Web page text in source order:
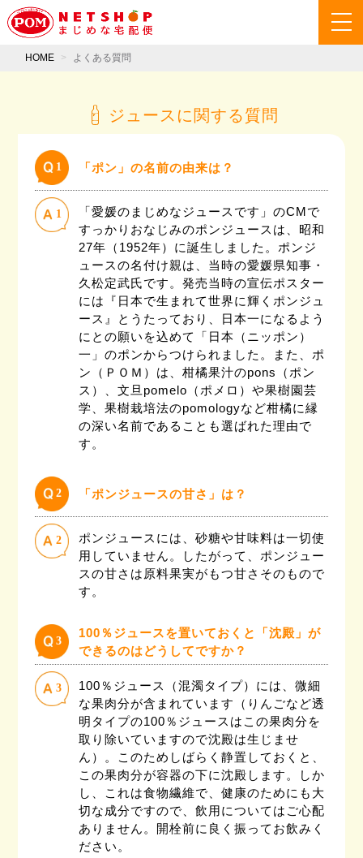
HOME よくある質問
ジュースに関する質問
1 「ポン」の名前の由来は？
1
「愛媛のまじめなジュースです」のCMで
すっかりおなじみのポンジュースは、昭和
27年（1952年）に誕生しました。ポンジ
ュースの名付け親は、当時の愛媛県知事・
久松定武氏です。発売当時の宣伝ポスター
には『日本で生まれて世界に輝くポンジュ
ース』とうたっており、日本一になるよう
にとの願いを込めて「日本（ニッポン）
一」のポンからつけられました。また、ポ
ン（ＰＯＭ）は、柑橘果汁のpons（ポン
ス）、文旦pomelo（ポメロ）や果樹園芸
学、果樹栽培法のpomologyなど柑橘に縁
の深い名前であることも選ばれた理由で
す。
2 「ポンジュースの甘さ」は？
2
ポンジュースには、砂糖や甘味料は一切使
用していません。したがって、ポンジュー
スの甘さは原料果実がもつ甘さそのもので
す。
3
100％ジュースを置いておくと「沈殿」が
できるのはどうしてですか？
3
100％ジュース（混濁タイプ）には、微細
な果肉分が含まれています（りんごなど透
明タイプの100％ジュースはこの果肉分を
取り除いていますので沈殿は生じませ
ん）。このためしばらく静置しておくと、
この果肉分が容器の下に沈殿します。しか
し、これは食物繊維で、健康のためにも大
切な成分ですので、飲用についてはご心配
ありません。開栓前に良く振ってお飲みく
ださい。